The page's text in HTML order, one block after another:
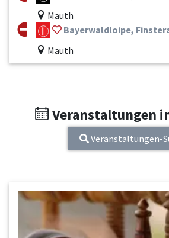
Mauth
Bayerwaldloipe, Finsterau
Mauth
Veranstaltungen
Veranstaltungen-